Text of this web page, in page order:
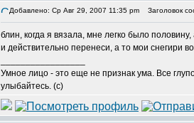
Добавлено: Ср Авг 29, 2007 11:35 pm Заголовок
блин, когда я вязала, мне легко было
и действительно перенеси, а то мои снегири
Умное лицо - это еще не признак ума. Все
улыбайтесь. (с)